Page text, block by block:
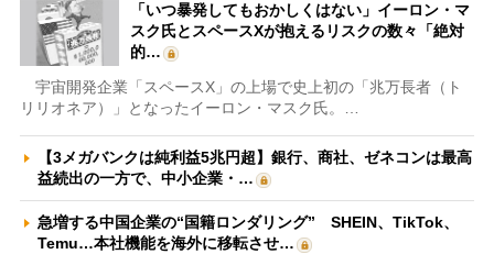
「いつ暴発してもおかしくはない」イーロン・マ
スク氏とスペースXが抱えるリスクの数々「絶対
的…
宇宙開発企業「スペースX」の上場で史上初の「兆万長者（ト
リリオネア）」となったイーロン・マスク氏。…
【3メガバンクは純利益5兆円超】銀行、商社、ゼネコンは最高
益続出の一方で、中小企業・…
急増する中国企業の“国籍ロンダリング” SHEIN、TikTok、
Temu…本社機能を海外に移転させ…